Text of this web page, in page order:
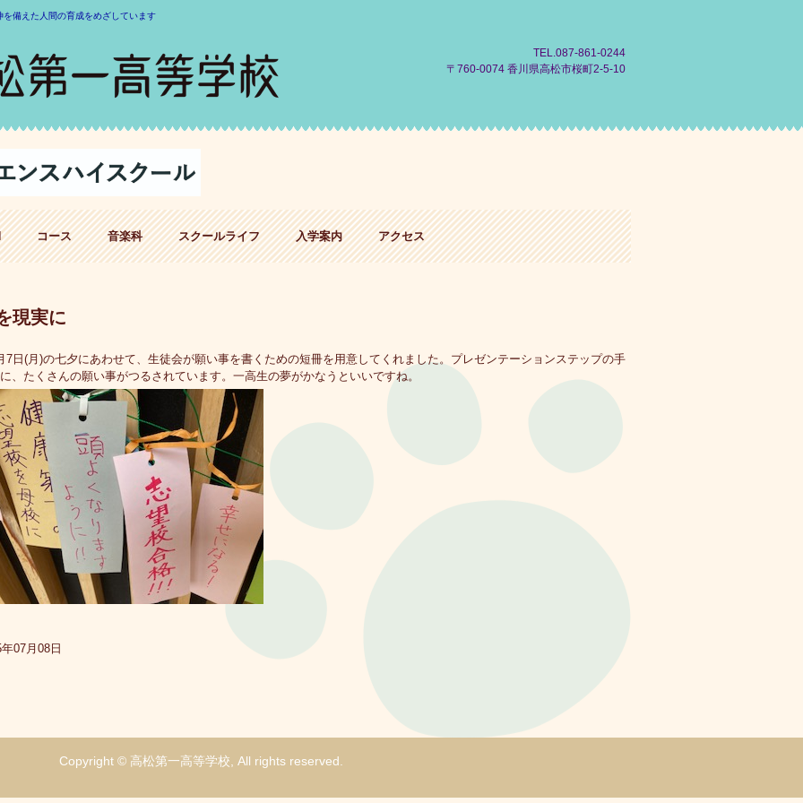
備えた人間の育成をめざしています
TEL.087-861-0244
〒760-0074 香川県高松市桜町2-5-10
コース 音楽科 スクールライフ 入学案内 アクセス
現実に
(月)の七夕にあわせて、生徒会が願い事を書くための短冊を用意してくれました。プレゼンテーションステップの手
、たくさんの願い事がつるされています。一高生の夢がかなうといいですね。
07月08日
Copyright © 高松第一高等学校, All rights reserved.